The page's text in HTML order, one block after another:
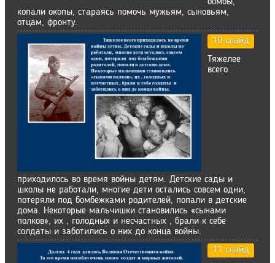
копали окопы, стараясь помочь мужьям, сыновьям,
отцам, фронту.
10 слайд
Тяжелее
всего
приходилось во время войны детям. Детские сады и
школы не работали, многие дети остались совсем одни,
потеряли под бомбежками родителей, попали в детские
дома. Некоторые мальчишки становились «сынами
полков», их , голодных и несчастных , брали к себе
солдаты и заботились о них до конца войны.
11 слайд